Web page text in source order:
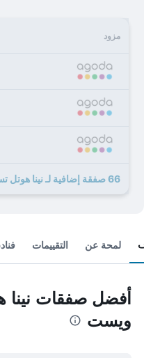
مزود
66 صفقة إضافية لـ نينا هوتل تسوين وان ويست
لمحة عن التقييمات
أفضل صفقات نينا
ويست